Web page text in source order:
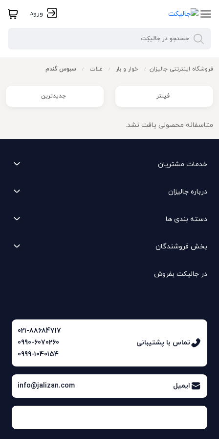
ورود
فروشگاه اینترنتی جالیزان / خوار و بار / غلات / سبوس گندم
فیلتر جدیدترین
متاسفانه محصولی یافت نشد.
خدمات مشتریان
درباره جالیزان
دسته بندی ها
بخش فروشندگان
در جالیکت بفروش
تماس با پشتیبانی
021-88684717
0990-6070260
0999-1040154
ایمیل info@jalizan.com